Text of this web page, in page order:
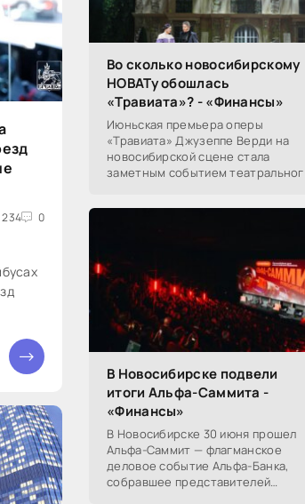
234 0
Во сколько новосибирскому
НОВАТу обошлась
«Травиата»? - «Финансы»
Июньская премьера оперы
«Травиата» Джузеппе Верди на
новосибирской сцене стала
заметным событием
Посетители НОВАТа, с которыми
В Новосибирске подвели
итоги Альфа-Саммита -
«Финансы»
В Новосибирске 30 июня прошел
Альфа-Саммит — флагманское
деловое событие Альфа-Банка,
собравшее представителей